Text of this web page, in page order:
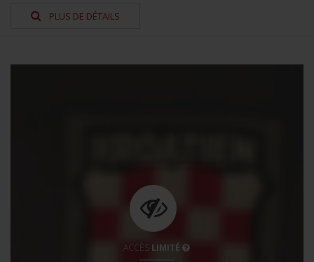
PLUS DE DÉTAILS
ACCÈS LIMITÉ